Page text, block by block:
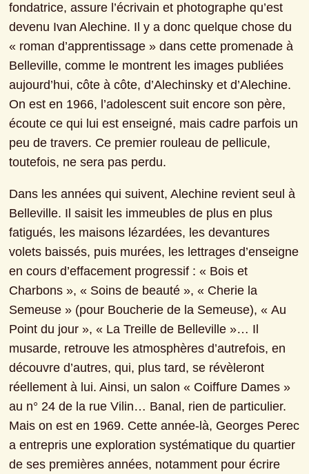
fondatrice, assure l’écrivain et photographe qu’est
devenu Ivan Alechine. Il y a donc quelque chose du
« roman d’apprentissage » dans cette promenade à
Belleville, comme le montrent les images publiées
aujourd’hui, côte à côte, d’Alechinsky et d’Alechine.
On est en 1966, l’adolescent suit encore son père,
écoute ce qui lui est enseigné, mais cadre parfois un
peu de travers. Ce premier rouleau de pellicule,
toutefois, ne sera pas perdu.
Dans les années qui suivent, Alechine revient seul à
Belleville. Il saisit les immeubles de plus en plus
fatigués, les maisons lézardées, les devantures
volets baissés, puis murées, les lettrages d’enseigne
en cours d’effacement progressif : « Bois et
Charbons », « Soins de beauté », « Cherie la
Semeuse » (pour Boucherie de la Semeuse), « Au
Point du jour », « La Treille de Belleville »… Il
musarde, retrouve les atmosphères d’autrefois, en
découvre d’autres, qui, plus tard, se révèleront
réellement à lui. Ainsi, un salon « Coiffure Dames »
au n° 24 de la rue Vilin… Banal, rien de particulier.
Mais on est en 1969. Cette année-là, Georges Perec
a entrepris une exploration systématique du quartier
de ses premières années, notamment pour écrire